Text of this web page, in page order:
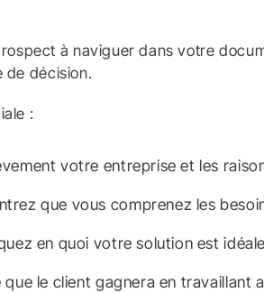
à naviguer dans votre
de décision.
:
votre entreprise et les
que vous comprenez les
en quoi votre solution est
le client gagnera en travaillant